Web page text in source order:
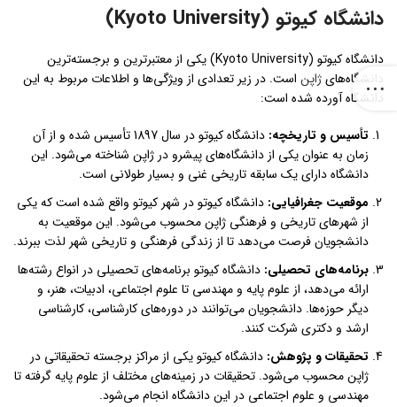
دانشگاه کیوتو (Kyoto University)
دانشگاه کیوتو (Kyoto University) یکی از معتبرترین و برجسته‌ترین
دانشگاه‌هایژاپن است. در زیر تعدادی از ویژگی‌ها و اطلاعات مربوط به این
دانشگاه آورده شده است:
تأسیس و تاریخچه:
دانشگاه کیوتو در سال 1897 تأسیس شده و از آن
زمان به عنوان یکی از دانشگاه‌های پیشرو در ژاپن شناخته می‌شود. این
دانشگاه دارای یک سابقه تاریخی غنی و بسیار طولانی است.
موقعیت جغرافیایی: دانشگاه کیوتو در شهر کیوتو واقع شده است که یکی
از شهرهای تاریخی و فرهنگی ژاپن محسوب می‌شود. این موقعیت به
دانشجویان فرصت می‌دهد تا از زندگی فرهنگی و تاریخی شهر لذت ببرند.
برنامه‌های تحصیلی: دانشگاه کیوتو برنامه‌های تحصیلی در انواع رشته‌ها
ارائه می‌دهد، از علوم پایه و مهندسی تا علوم اجتماعی، ادبیات، هنر، و
دیگر حوزه‌ها. دانشجویان می‌توانند در دوره‌های کارشناسی، کارشناسی
ارشد و دکتری شرکت کنند.
تحقیقات و پژوهش: دانشگاه کیوتو یکی از مراکز برجسته تحقیقاتی در
ژاپن محسوب می‌شود. تحقیقات در زمینه‌های مختلف از علوم پایه گرفته تا
مهندسی و علوم اجتماعی در این دانشگاه انجام می‌شود.